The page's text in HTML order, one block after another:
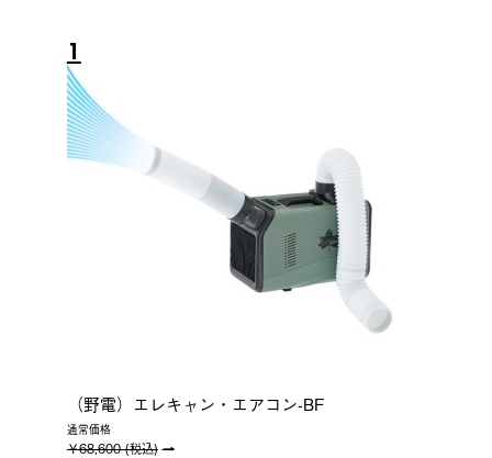
1
（野電）エレキャン・エアコン-BF
通常価格
￥68,600 (税込)